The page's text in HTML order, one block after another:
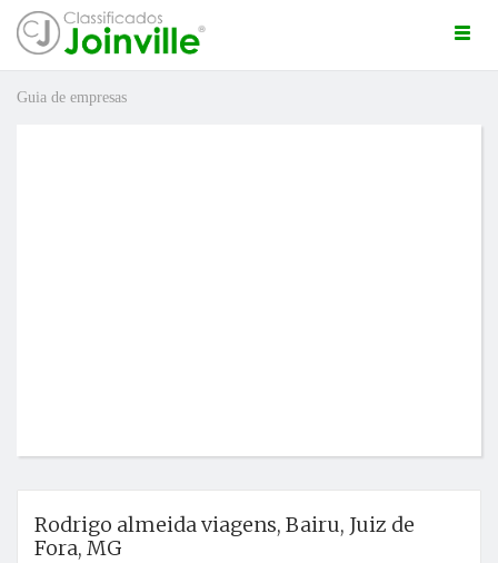
Guia de empresas
Rodrigo almeida viagens, Bairu, Juiz de
Fora, MG
GRÁTIS